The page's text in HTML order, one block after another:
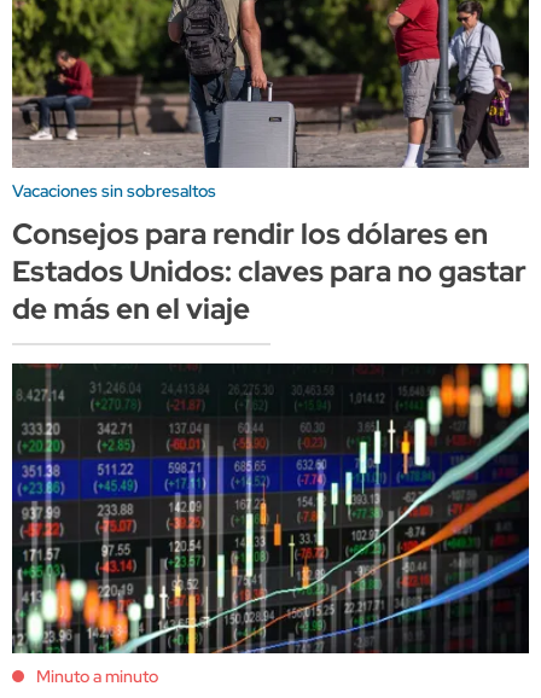
Vacaciones sin sobresaltos
Consejos para rendir los dólares en
Estados Unidos: claves para no gastar
de más en el viaje
Minuto a minuto